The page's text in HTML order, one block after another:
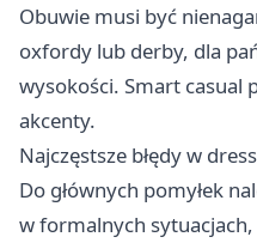
Obuwie musi być
oxfordy lub derby, dla
wysokości. Smart casual
akcenty.
Najczęstsze błędy w
Do głównych pomyłek
w formalnych